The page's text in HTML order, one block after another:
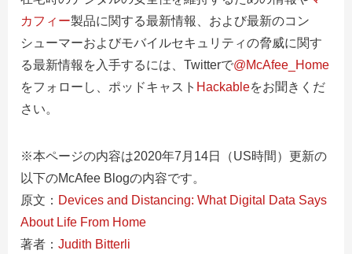
カフィー製品に関する最新情報、および最新のコン
シューマーおよびモバイルセキュリティの脅威に関す
る最新情報を入手するには、 Twitterで@McAfee_Home
をフォローし、ポッドキャスト Hackableをお聞き くだ
さい。
※本ページの内容は2020年7月14日（US時間）更新の
以下のMcAfee Blogの内容です。
原文： Devices and Distancing: What Digital Data Says
About Life From Home
著者： Judith Bitterli